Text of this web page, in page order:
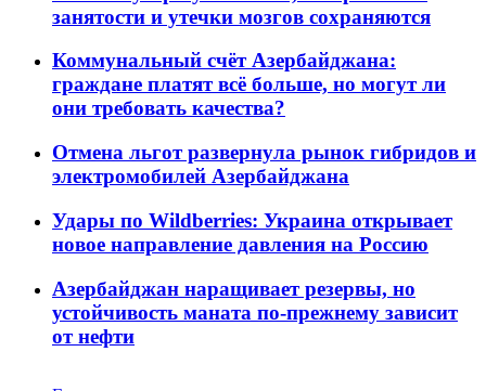
занятости и утечки мозгов сохраняются
Коммунальный счёт Азербайджана:
граждане платят всё больше, но могут ли
они требовать качества?
Отмена льгот развернула рынок гибридов и
электромобилей Азербайджана
Удары по Wildberries: Украина открывает
новое направление давления на Россию
Азербайджан наращивает резервы, но
устойчивость маната по-прежнему зависит
от нефти